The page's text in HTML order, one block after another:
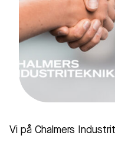
Vi på Chalmers